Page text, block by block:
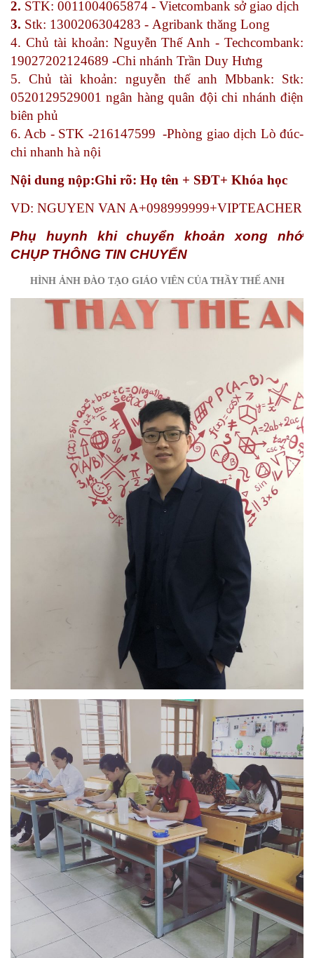
2. STK: 0011004065874 - Vietcombank sở giao dịch
3. Stk: 1300206304283 - Agribank thăng Long
4. Chủ tài khoản: Nguyễn Thế Anh - Techcombank:
19027202124689 -Chi nhánh Trần Duy Hưng
5. Chủ tài khoản: nguyễn thế anh Mbbank: Stk:
0520129529001 ngân hàng quân đội chi nhánh điện
biên phủ
6. Acb - STK -216147599 -Phòng giao dịch Lò đúc-
chi nhanh hà nội
Nội dung nộp:Ghi rõ: Họ tên + SĐT+ Khóa học
VD: NGUYEN VAN A+098999999+VIPTEACHER
Phụ huynh khi chuyển khoản xong nhớ
CHỤP THÔNG TIN CHUYỂN
HÌNH ẢNH ĐÀO TẠO GIÁO VIÊN CỦA THẦY THẾ ANH